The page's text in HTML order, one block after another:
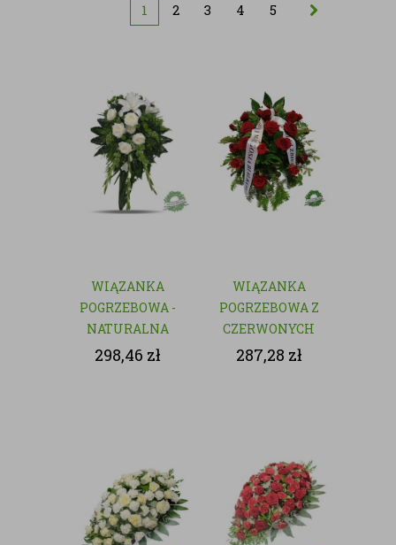
1 2 3 4 5
WIĄZANKA
POGRZEBOWA -
NATURALNA
298,46 zł
WIĄZANKA
POGRZEBOWA Z
CZERWONYCH
KWIATÓW
287,28 zł